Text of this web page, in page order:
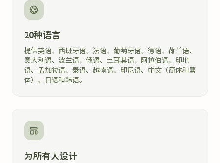
20种语言
提供英语、西班牙语、法语、葡萄牙语、德语、荷兰语、
意大利语、波兰语、俄语、土耳其语、阿拉伯语、印地
语、孟加拉语、泰语、越南语、印尼语、中文（简体和繁
体）、日语和韩语。
为所有人设计